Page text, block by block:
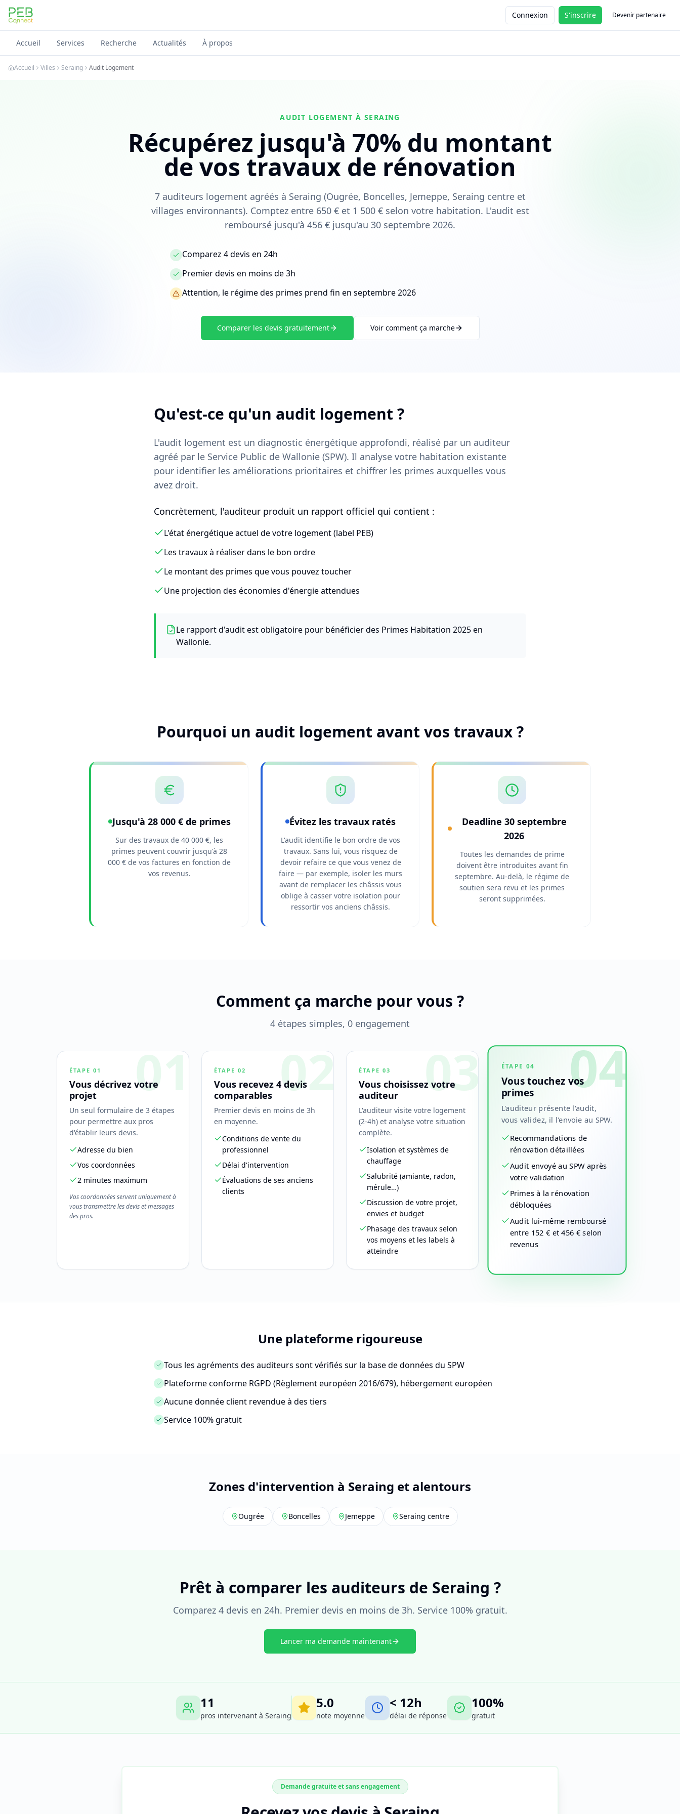
PEB Connect Connexion S'inscrire Devenir partenaire
Accueil Services Recherche Actualités À propos
Accueil Villes Seraing Audit Logement
AUDIT LOGEMENT À SERAING
Récupérez jusqu'à 70% du montant
de vos travaux de rénovation
7 auditeurs logement agréés à Seraing (Ougrée, Boncelles, Jemeppe, Seraing centre et
villages environnants). Comptez entre 650 € et 1 500 € selon votre habitation. L'audit est
remboursé jusqu'à 456 € jusqu'au 30 septembre 2026.
Comparez 4 devis en 24h
Premier devis en moins de 3h
Attention, le régime des primes prend fin en septembre 2026
Comparer les devis gratuitement Voir comment ça marche
Qu'est-ce qu'un audit logement ?
L'audit logement est un diagnostic énergétique approfondi, réalisé par un auditeur
agréé par le Service Public de Wallonie (SPW). Il analyse votre habitation existante
pour identifier les améliorations prioritaires et chiffrer les primes auxquelles vous
avez droit.
Concrètement, l'auditeur produit un rapport officiel qui contient :
L'état énergétique actuel de votre logement (label PEB)
Les travaux à réaliser dans le bon ordre
Le montant des primes que vous pouvez toucher
Une projection des économies d'énergie attendues
Le rapport d'audit est obligatoire pour bénéficier des Primes Habitation 2025 en
Wallonie.
Pourquoi un audit logement avant vos travaux ?
Jusqu'à 28 000 € de primes
Sur des travaux de 40 000 €, les
primes peuvent couvrir jusqu'à 28
000 € de vos factures en fonction de
vos revenus.
Évitez les travaux ratés
L'audit identifie le bon ordre de vos
travaux. Sans lui, vous risquez de
devoir refaire ce que vous venez de
faire — par exemple, isoler les murs
avant de remplacer les châssis vous
oblige à casser votre isolation pour
ressortir vos anciens châssis.
Deadline 30 septembre
2026
Toutes les demandes de prime
doivent être introduites avant fin
septembre. Au-delà, le régime de
soutien sera revu et les primes
seront supprimées.
Comment ça marche pour vous ?
4 étapes simples, 0 engagement
01
ÉTAPE 01
Vous décrivez votre
projet
Un seul formulaire de 3 étapes
pour permettre aux pros
d'établir leurs devis.
Adresse du bien
Vos coordonnées
2 minutes maximum
Vos coordonnées servent uniquement à
vous transmettre les devis et messages
des pros.
02
ÉTAPE 02
Vous recevez 4 devis
comparables
Premier devis en moins de 3h
en moyenne.
Conditions de vente du
professionnel
Délai d'intervention
Évaluations de ses anciens
clients
03
ÉTAPE 03
Vous choisissez votre
auditeur
L'auditeur visite votre logement
(2-4h) et analyse votre situation
complète.
Isolation et systèmes de
chauffage
Salubrité (amiante, radon,
mérule…)
Discussion de votre projet,
envies et budget
Phasage des travaux selon
vos moyens et les labels à
atteindre
04
ÉTAPE 04
Vous touchez vos
primes
L'auditeur présente l'audit,
vous validez, il l'envoie au SPW.
Recommandations de
rénovation détaillées
Audit envoyé au SPW après
votre validation
Primes à la rénovation
débloquées
Audit lui-même remboursé
entre 152 € et 456 € selon
revenus
Une plateforme rigoureuse
Tous les agréments des auditeurs sont vérifiés sur la base de données du SPW
Plateforme conforme RGPD (Règlement européen 2016/679), hébergement européen
Aucune donnée client revendue à des tiers
Service 100% gratuit
Zones d'intervention à Seraing et alentours
Ougrée Boncelles Jemeppe Seraing centre
Prêt à comparer les auditeurs de Seraing ?
Comparez 4 devis en 24h. Premier devis en moins de 3h. Service 100% gratuit.
Lancer ma demande maintenant
11
pros intervenant à Seraing
5.0
note moyenne
< 12h
délai de réponse
100%
gratuit
Demande gratuite et sans engagement